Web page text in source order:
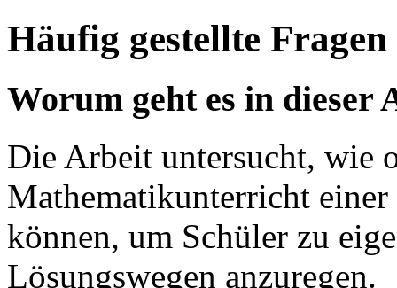
Häufig gestellte Fragen
Worum geht es in dieser
Die Arbeit untersucht, wie
Mathematikunterricht
können, um Schüler zu
Lösungswegen anzuregen.